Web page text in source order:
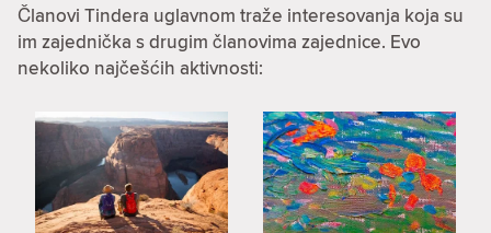
Članovi Tindera uglavnom traže interesovanja koja su
im zajednička s drugim članovima zajednice. Evo
nekoliko najčešćih aktivnosti: